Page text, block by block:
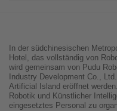
In der südchinesischen
Hotel, das vollständig von
wird gemeinsam von Pudu
Industry Development Co.,
Artificial Island eröffnet
Robotik und Künstlicher
eingesetztes Personal zu